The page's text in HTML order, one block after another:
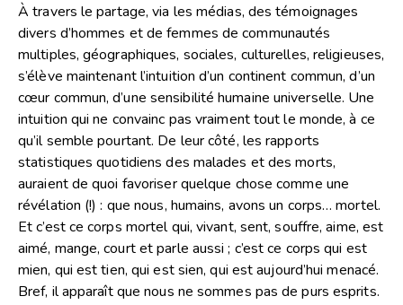
À travers le partage, via les médias, des témoignages
divers d’hommes et de femmes de communautés
multiples, géographiques, sociales, culturelles, religieuses,
s’élève maintenant l’intuition d’un continent commun, d’un
cœur commun, d’une sensibilité humaine universelle. Une
intuition qui ne convainc pas vraiment tout le monde, à ce
qu’il semble pourtant. De leur côté, les rapports
statistiques quotidiens des malades et des morts,
auraient de quoi favoriser quelque chose comme une
révélation (!) : que nous, humains, avons un corps… mortel.
Et c’est ce corps mortel qui, vivant, sent, souffre, aime, est
aimé, mange, court et parle aussi ; c’est ce corps qui est
mien, qui est tien, qui est sien, qui est aujourd’hui menacé.
Bref, il apparaît que nous ne sommes pas de purs esprits.